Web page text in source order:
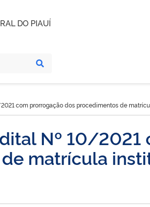
DO PIAUÍ
com prorrogação dos procedimentos de
Nº 10/
matrícula